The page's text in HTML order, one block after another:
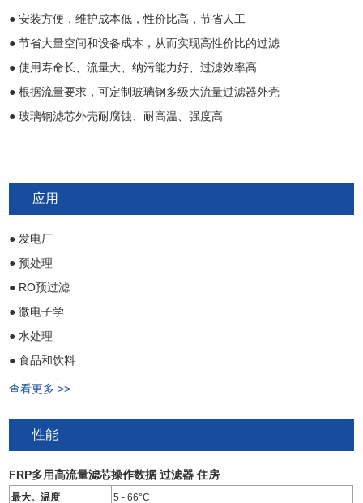
密封材料 EPDM、丁腈橡胶、氟橡胶、硅
● 安装方便，维护成本低，性价比高，节省人工
● 节省大量空间和设备成本，从而实现高性价比的过滤
● 使用寿命长、流量大、纳污能力好、过滤效率高
● 根据流量要求，可定制玻璃钢多级大流量过滤器外壳
● 玻璃钢滤芯外壳耐腐蚀、耐高温、强度高
应用
● 发电厂
● 预处理
● RO预过滤
● 微电子学
● 水处理
● 食品和饮料
● 海水淡化
查看更多 >>
性能
FRP多用高流量滤芯操作数据过滤器住房
最大。温度 5 - 66°C